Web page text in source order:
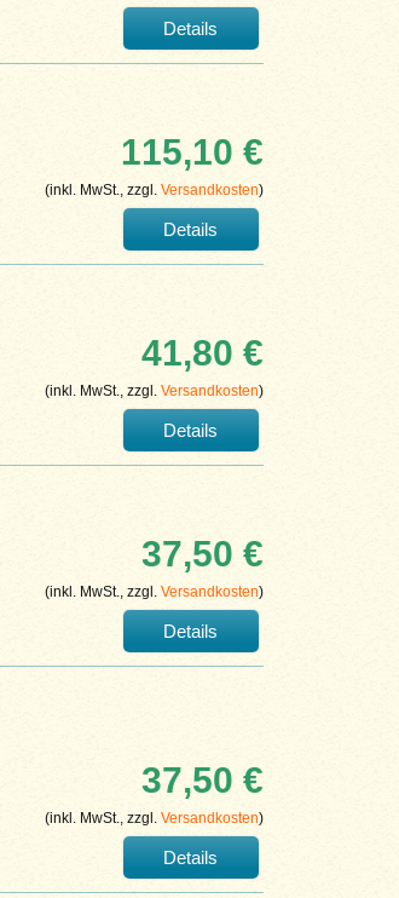
Details
115,10 €
(inkl. MwSt., zzgl. Versandkosten)
Details
41,80 €
(inkl. MwSt., zzgl. Versandkosten)
Details
37,50 €
(inkl. MwSt., zzgl. Versandkosten)
Details
37,50 €
(inkl. MwSt., zzgl. Versandkosten)
Details